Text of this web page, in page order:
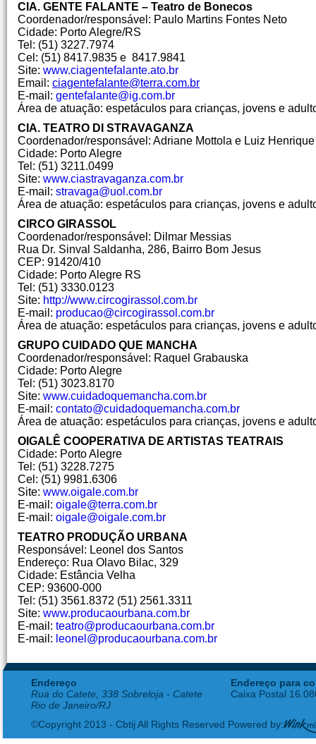
CIA. GENTE FALANTE – Teatro de Bonecos
Coordenador/responsável: Paulo Martins Fontes Neto
Cidade: Porto Alegre/RS
Tel: (51) 3227.7974
Cel: (51) 8417.9835 e 8417.9841
Site: www.ciagentefalante.ato.br
Email: ciagentefalante@terra.com.br
E-mail: gentefalante@ig.com.br
Área de atuação: espetáculos para crianças, jovens e
CIA. TEATRO DI STRAVAGANZA
Coordenador/responsável: Adriane Mottola e Luiz
Cidade: Porto Alegre
Tel: (51) 3211.0499
Site: www.ciastravaganza.com.br
E-mail: stravaga@uol.com.br
Área de atuação: espetáculos para crianças, jovens e
CIRCO GIRASSOL
Coordenador/responsável: Dilmar Messias
Rua Dr. Sinval Saldanha, 286, Bairro Bom Jesus
CEP: 91420/410
Cidade: Porto Alegre RS
Tel: (51) 3330.0123
Site: http://www.circogirassol.com.br
E-mail: producao@circogirassol.com.br
Área de atuação: espetáculos para crianças, jovens e
GRUPO CUIDADO QUE MANCHA
Coordenador/responsável: Raquel Grabauska
Cidade: Porto Alegre
Tel: (51) 3023.8170
Site: www.cuidadoquemancha.com.br
E-mail: contato@cuidadoquemancha.com.br
Área de atuação: espetáculos para crianças, jovens e
OIGALÊ COOPERATIVA DE ARTISTAS TEATRAIS
Cidade: Porto Alegre
Tel: (51) 3228.7275
Cel: (51) 9981.6306
Site: www.oigale.com.br
E-mail: oigale@terra.com.br
E-mail: oigale@oigale.com.br
TEATRO PRODUÇÃO URBANA
Responsável: Leonel dos Santos
Endereço: Rua Olavo Bilac, 329
Cidade: Estância Velha
CEP: 93600-000
Tel: (51) 3561.8372 (51) 2561.3311
Site: www.producaourbana.com.br
E-mail: teatro@producaourbana.com.br
E-mail: leonel@producaourbana.com.br
Endereço
Rua do Catete, 338 Sobreloja - Catete
Rio de Janeiro/RJ
Endereço para
Caixa Postal
©Copyright 2013 - Cbtij All Rights Reserved Powered by: